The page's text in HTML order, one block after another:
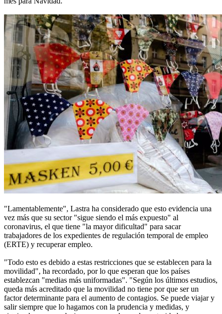
"Lamentablemente", Lastra ha considerado que esto evidencia una
vez más que su sector "sigue siendo el más expuesto" al
coronavirus, el que tiene "la mayor dificultad" para sacar
trabajadores de los expedientes de regulación temporal de empleo
(ERTE) y recuperar empleo.
"Todo esto es debido a estas restricciones que se establecen para la
movilidad", ha recordado, por lo que esperan que los países
establezcan "medias más uniformadas". "Según los últimos estudios,
queda más acreditado que la movilidad no tiene por que ser un
factor determinante para el aumento de contagios. Se puede viajar y
salir siempre que lo hagamos con la prudencia y medidas, y